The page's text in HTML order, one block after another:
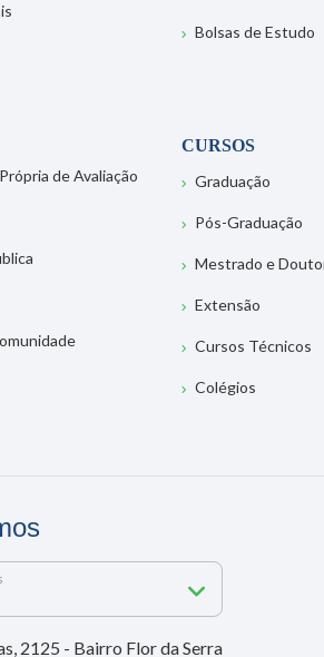
de Avaliação
Bolsas de Estudo
CURSOS
Graduação
Pós-Graduação
Mestrado e
Extensão
Cursos Técnicos
Colégios
2125 - Bairro Flor da Serra